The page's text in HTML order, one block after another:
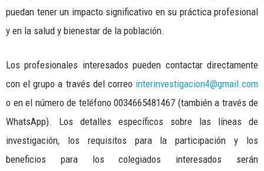
puedan tener un impacto significativo en su práctica profesional
y en la salud y bienestar de la población.
Los profesionales interesados pueden contactar directamente
con el grupo a través del correo interinvestigacion4@gmail.com
o en el número de teléfono 0034665481467 (también a través de
WhatsApp). Los detalles específicos sobre las líneas de
investigación, los requisitos para la participación y los
beneficios para los colegiados interesados serán